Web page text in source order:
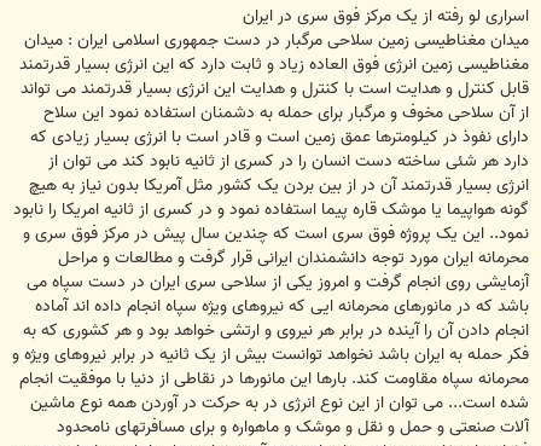
ت
اسراری لو رفته از یک مرکز فوق سری در ایران
میدان مغناطیسی زمین سلاحی مرگبار در دست جمهوری اسلامی ایران : میدان
مغناطیسی زمین انرژی فوق العاده زیاد و ثابت دارد که این انرژی بسیار قدرتمند
قابل کنترل و هدایت است با کنترل و هدایت این انرژی بسیار قدرتمند می تواند
از آن سلاحی مخوف و مرگبار برای حمله به دشمنان استفاده نمود این سلاح
دارای نفوذ در کیلومترها عمق زمین است و قادر است با انرژی بسیار زیادی که
دارد هر شئی ساخته دست انسان را در کسری از ثانیه نابود کند می توان از
انرژی بسیار قدرتمند آن در از بین بردن یک کشور مثل آمریکا بدون نیاز به هیچ
گونه هواپیما یا موشک قاره پیما استفاده نمود و در کسری از ثانیه امریکا را نابود
نمود.. این یک پروژه فوق سری است که چندین سال پیش در مرکز فوق سری و
محرمانه ایران مورد توجه دانشمندان ایرانی قرار گرفت و مطالعات و مراحل
آزمایشی روی انجام گرفت و امروز یکی از سلاحی سری ایران در دست سپاه می
باشد که در مانورهای محرمانه ایی که نیروهای ویژه سپاه انجام داده اند آماده
انجام دادن آن را آینده در برابر هر نیروی و ارتشی خواهد بود و هر کشوری که به
فکر حمله به ایران باشد نخواهد توانست بیش از یک ثانیه در برابر نیروهای ویژه و
محرمانه سپاه مقاومت کند. بارها این مانورها در نقاطی از دنیا با موفقیت انجام
شده است... می توان از این نوع انرژی در به حرکت در آوردن همه نوع ماشین
آلات صنعتی و حمل و نقل و موشک و ماهواره و برای مسافرتهای نامحدود